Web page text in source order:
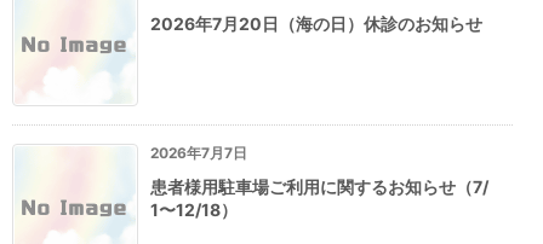
2026年7月20日（海の日）休診のお知らせ
2026年7月7日
患者様用駐車場ご利用に関するお知らせ（7/
1〜12/18）